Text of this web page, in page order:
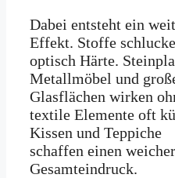
Dabei entsteht ein
Effekt. Stoffe
optisch Härte.
Metallmöbel und
Glasflächen wirken
textile Elemente oft
Kissen und Teppiche
schaffen einen
Gesamteindruck.